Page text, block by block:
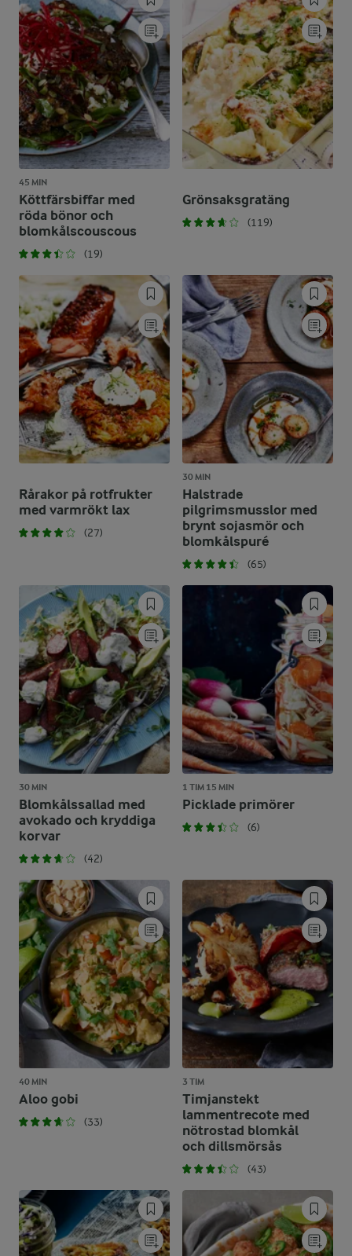
45 MIN
Köttfärsbiffar med
röda bönor och
blomkålscouscous
(19)
Grönsaksgratäng
(119)
Rårakor på rotfrukter
med varmrökt lax
(27)
30 MIN
Halstrade
pilgrimsmusslor med
brynt sojasmör och
blomkålspuré
(65)
30 MIN
Blomkålssallad med
avokado och kryddiga
korvar
(42)
1 TIM 15 MIN
Picklade primörer
(6)
40 MIN
Aloo gobi
(33)
3 TIM
Timjanstekt
lammentrecote med
nötrostad blomkål
och dillsmörsås
(43)